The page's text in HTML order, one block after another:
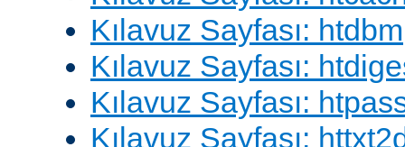
Kılavuz Sayfası: htdbm
Kılavuz Sayfası:
Kılavuz Sayfası:
Kılavuz Sayfası: